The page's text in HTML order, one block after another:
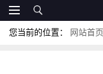
您当前的位置： 网站首页